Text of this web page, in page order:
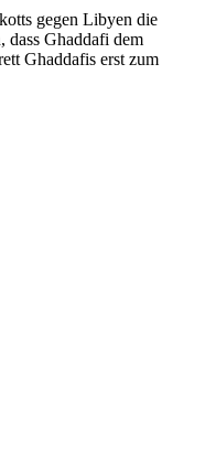
gegen Libyen die
dass Ghaddafi dem
Ghaddafis erst zum